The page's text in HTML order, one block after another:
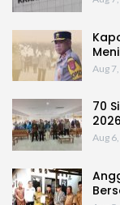
Aug
70
2026
Aug